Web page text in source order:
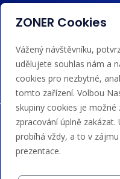
admin@regzone.cz
Akceptujeme platby
bankovním převodem a
ZONER Cookies
Vážený návštěvníku,
udělujete souhlas nám a
cookies pro nezbytné,
tomto zařízení. Volbou
skupiny cookies je
zpracování úplně
probíhá vždy, a to v
prezentace.